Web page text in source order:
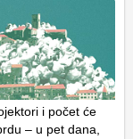
i počet će
– u pet dana,